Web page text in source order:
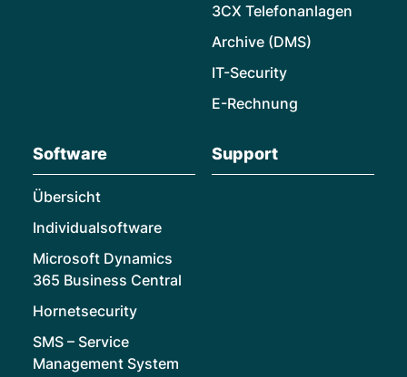
3CX Telefonanlagen
Archive (DMS)
IT-Security
E-Rechnung
Software
Übersicht
Individualsoftware
Microsoft Dynamics
365 Business Central
Hornetsecurity
SMS – Service
Management System
Support